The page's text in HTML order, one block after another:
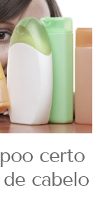
certo
cabelo